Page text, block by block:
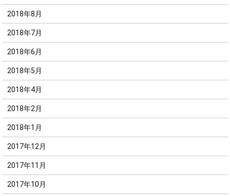
2018年8月
2018年7月
2018年6月
2018年5月
2018年4月
2018年2月
2018年1月
2017年12月
2017年11月
2017年10月